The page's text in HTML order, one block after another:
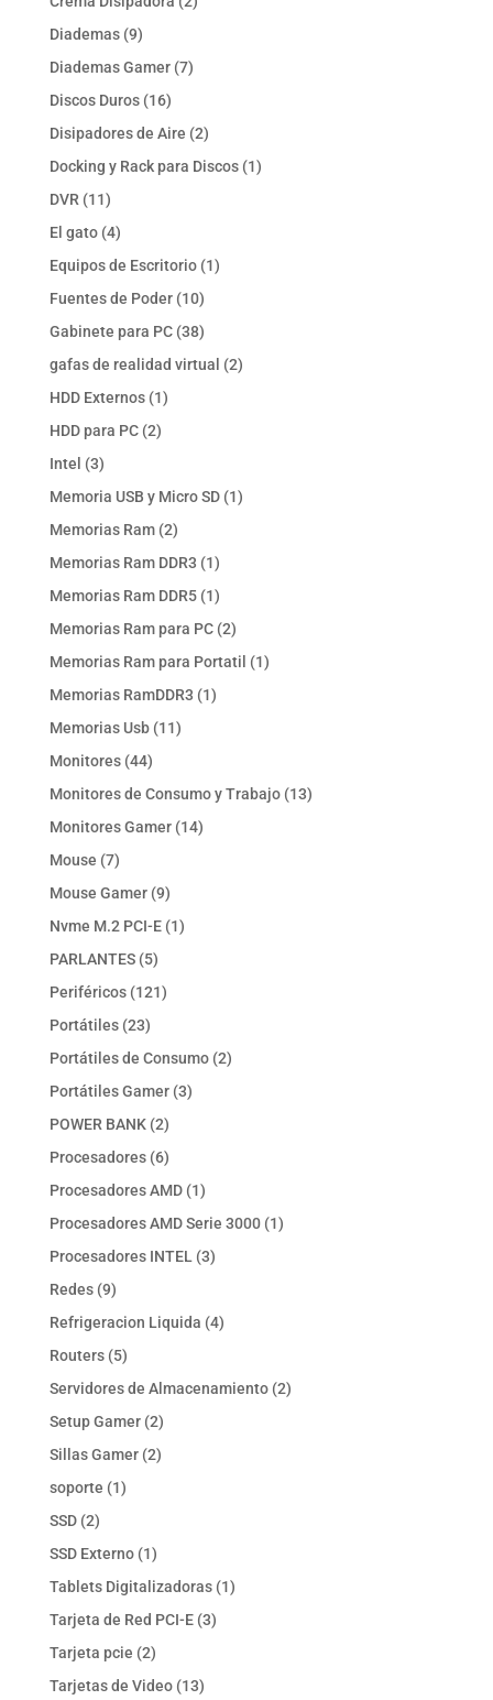
Diademas 99
productos
Diademas Gamer 77
Discos Duros 1616
productos
Disipadores de Aire 22
productos
Docking y Rack para Discos 11
DVR 1111
productos
El gato 44
productos
Equipos de Escritorio 11
Fuentes de Poder 1010
productos
Gabinete para PC 3838
productos
gafas de realidad virtual 22
HDD Externos 11
HDD para PC 22
Intel 33
productos
Memoria USB y Micro SD 11
Memorias Ram 22
productos
Memorias Ram DDR3 11
producto
Memorias Ram DDR5 11
producto
Memorias Ram para PC 22
productos
Memorias Ram para Portatil 11
Memorias RamDDR3 11
Memorias Usb 1111
Monitores 4444
productos
Monitores de Consumo y Trabajo 1313
Monitores Gamer 1414
Mouse 77
productos
Mouse Gamer 99
productos
Nvme M.2 PCI-E 11
PARLANTES 55
productos
Periféricos 121121
Portátiles 2323
productos
Portátiles de Consumo 22
Portátiles Gamer 33
POWER BANK 22
productos
Procesadores 66
productos
Procesadores AMD 11
producto
Procesadores AMD Serie 3000 11
Procesadores INTEL 33
Redes 99
productos
Refrigeracion Liquida 44
Routers 55
productos
Servidores de Almacenamiento 22
Setup Gamer 22
productos
Sillas Gamer 22
soporte 11
SSD 22
productos
SSD Externo 11
producto
Tablets Digitalizadoras 11
Tarjeta de Red PCI-E 33
Tarjeta pcie 22
productos
Tarjetas de Video 1313